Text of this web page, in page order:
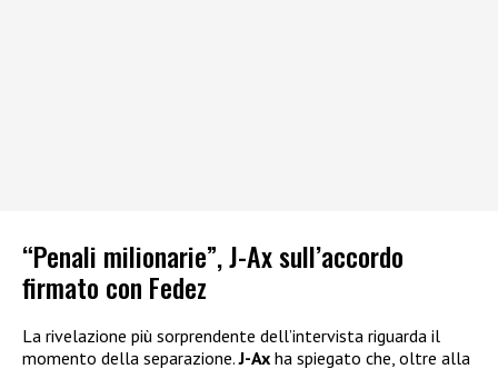
“Penali milionarie”, J-Ax sull’accordo
firmato con Fedez
La rivelazione più sorprendente dell’intervista riguarda il
momento della separazione.J-Ax ha spiegato che, oltre alla